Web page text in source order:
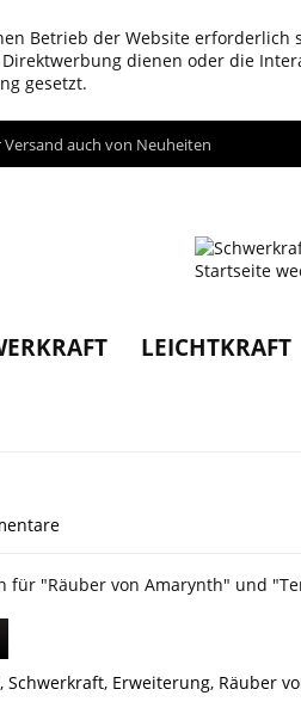
Betrieb der Website
dienen oder die
gesetzt.
Versand auch von Neuheiten
LEICHTKRAFT
für "Räuber von Amarynth" und
, Schwerkraft, Erweiterung, Räuber